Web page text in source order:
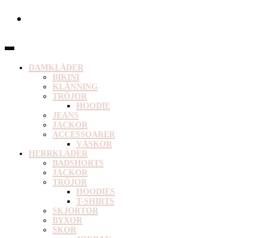
DAMKLÄDER
BIKINI
KLÄNNING
TRÖJOR
HOODIE
JEANS
JACKOR
ACCESSOARER
VÄSKOR
HERRKLÄDER
BADSHORTS
JACKOR
TRÖJOR
HOODIES
T-SHIRTS
SKJORTOR
BYXOR
SKOR